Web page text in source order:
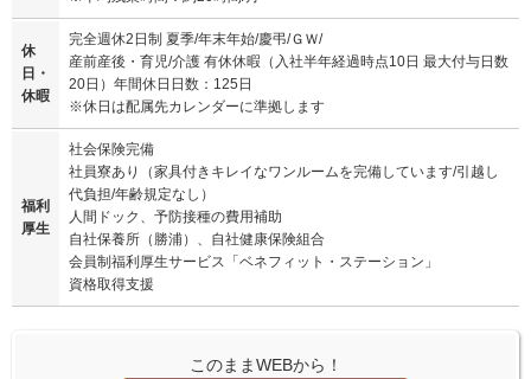
休
日・
休暇
完全週休2日制 夏季/年末年始/慶弔/ＧＷ/
産前産後・育児/介護 有休休暇（入社半年経過時点10日 最大付与日数
20日）年間休日日数：125日
※休日は配属先カレンダーに準拠します
福利
厚生
社会保険完備
社員寮あり（家具付きキレイなワンルームを完備しています/引越し
代負担/年齢規定なし）
人間ドック、予防接種の費用補助
自社保養所（勝浦）、自社健康保険組合
会員制福利厚生サービス「ベネフィット・ステーション」
資格取得支援
このままWEBから！